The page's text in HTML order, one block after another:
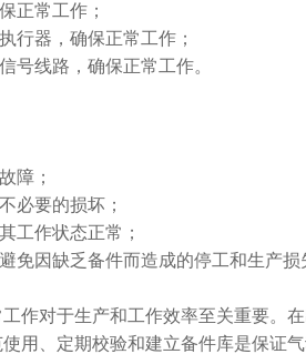
正常工作；
器，确保正常工作；
线路，确保正常工作。
障；
必要的损坏；
作状态正常；
因缺乏备件而造成的停工和生产损
对于生产和工作效率至关重要。
用、定期校验和建立备件库是保证气